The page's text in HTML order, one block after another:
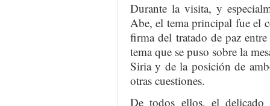
Durante la visita, y
Abe, el tema principal fue el
firma del tratado de paz
tema que se puso sobre la
Siria y de la posición de
otras cuestiones.
De todos ellos, el